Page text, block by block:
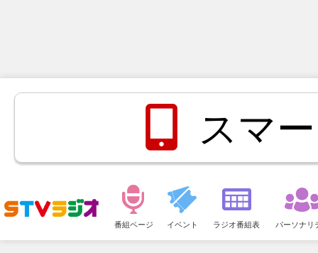
スマ
ュ
番組ページ イベント ラジオ番組表 パーソナリ